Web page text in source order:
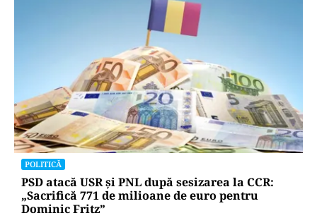
POLITICĂ
PSD atacă USR și PNL după sesizarea la CCR:
„Sacrifică 771 de milioane de euro pentru
Dominic Fritz”